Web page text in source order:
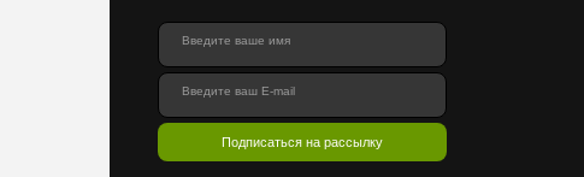
Введите ваше имя
Введите ваш E-mail
Подписаться на рассылку